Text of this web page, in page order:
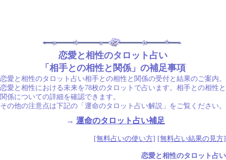
恋愛と相性のタロット占い
「相手との相性と関係」の補足事項
恋愛と相性のタロット占い相手との相性と関係の受付と結果のご案内。
恋愛と相性における未来を78枚のタロットで占います。相手との相性と
関係についての詳細を確認できます。
その他の注意点は下記の「運命のタロット占い解説」をご覧ください。
→ 運命のタロット占い補足
[無料占いの使い方] [無料占い結果の見方]
恋愛と相性のタロット占い